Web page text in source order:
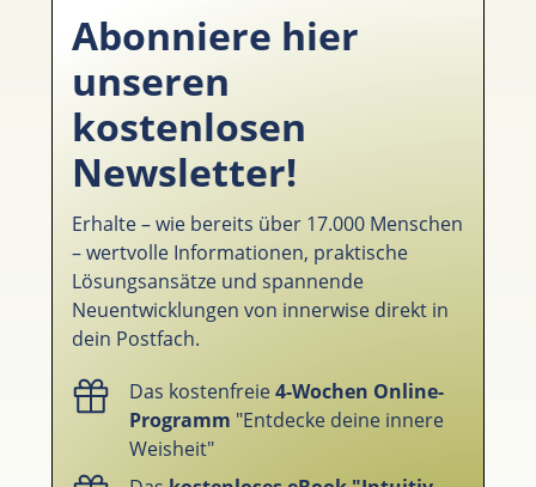
Abonniere hier
unseren
kostenlosen
Newsletter!
Erhalte – wie bereits über 17.000 Menschen
– wertvolle Informationen, praktische
Lösungsansätze und spannende
Neuentwicklungen von innerwise direkt in
dein Postfach.
Das kostenfreie4-Wochen Online-
Programm "Entdecke deine innere
Weisheit"